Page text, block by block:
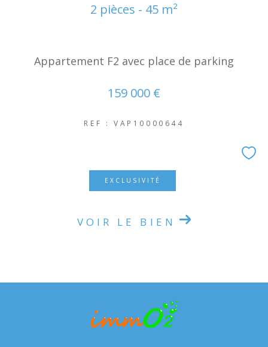
2 pièces - 45 m²
Appartement F2 avec place de parking
159 000 €
REF : VAP10000644
EXCLUSIVITÉ
VOIR LE BIEN